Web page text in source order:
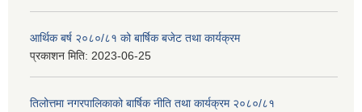
आर्थिक बर्ष २०८०/८१ को बार्षिक बजेट तथा कार्यक्रम
प्रकाशन मिति: 2023-06-25
तिलोत्तमा नगरपालिकाको बार्षिक नीति तथा कार्यक्रम २०८०/८१